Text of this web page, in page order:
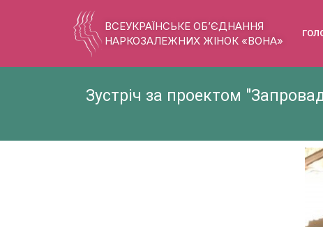
ВСЕУКРАЇНСЬКЕ ОБ’ЄДНАННЯ
НАРКОЗАЛЕЖНИХ ЖІНОК «ВОНА»
Зустріч за проектом